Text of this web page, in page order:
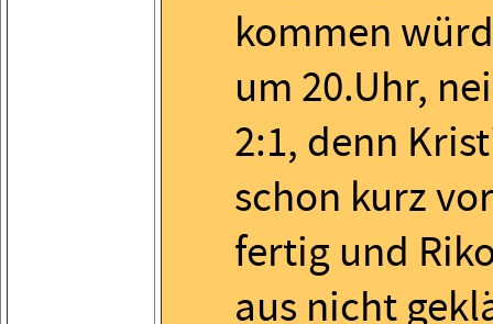
kommen
um 20.Uhr,
2:1, denn
schon kurz
fertig und
aus nicht